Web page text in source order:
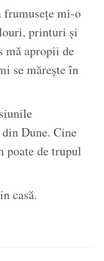
frumusețe mi-o
printuri și
mă apropii de
se mărește în
Dune. Cine
poate de trupul
casă.